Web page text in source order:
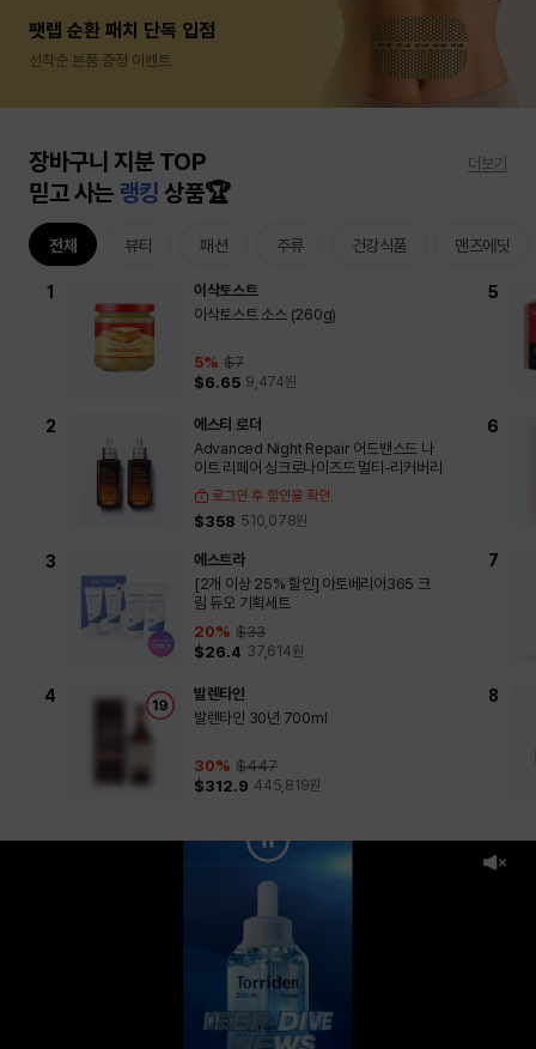
팻랩 순환 패치 단독 입점
선착순 본품 증정 이벤트
장바구니 지분 TOP
믿고 사는 랭킹상품🏆
더보기
전체 뷰티 패션 주류 건강식품 맨즈에딧
이삭토스트
이삭토스트 소스 (260g)
5% $7
$6.65 9,474원
에스티 로더
Advanced Night Repair 어드밴스드 나
이트 리페어 싱크로나이즈드 멀티-리커버리
로그인 후 할인율 확인
$358 510,078원
에스트라
[2개 이상 25% 할인] 아토베리어365 크
림 듀오 기획세트
20% $33
$26.4 37,614원
발렌타인
발렌타인 30년 700ml
30% $447
$312.9 445,819원